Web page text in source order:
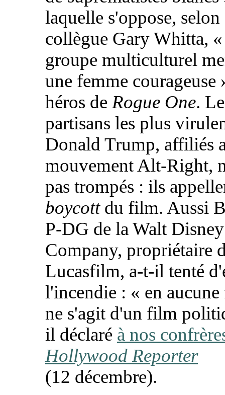
laquelle s'oppose, selon
collègue Gary Whitta,
groupe multiculturel
une femme courageuse
héros de Rogue One.
partisans les plus
Donald Trump, affiliés
mouvement Alt-Right,
pas trompés : ils
boycottdu film. Aussi
P-DG de la Walt Disney
Company, propriétaire
Lucasfilm, a-t-il tenté
l'incendie : « en
ne s'agit d'un film
il déclaré à nos
Hollywood Reporter
(12 décembre).